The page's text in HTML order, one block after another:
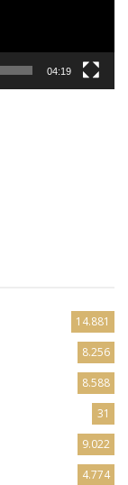
04:19
14.881
8.256
8.588
31
9.022
4.774